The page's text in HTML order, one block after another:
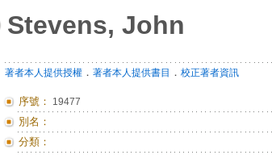
Stevens, John
著者本人提供授權． 著者本人提供書目 ． 校正著者資訊
序號： 19477
別名：
分類：